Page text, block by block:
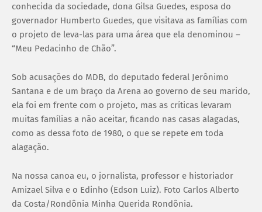
conhecida da sociedade, dona Gilsa Guedes, esposa do
governador Humberto Guedes, que visitava as famílias com
o projeto de leva-las para uma área que ela denominou –
“Meu Pedacinho de Chão”.
Sob acusações do MDB, do deputado federal Jerônimo
Santana e de um braço da Arena ao governo de seu marido,
ela foi em frente com o projeto, mas as críticas levaram
muitas famílias a não aceitar, ficando nas casas alagadas,
como as dessa foto de 1980, o que se repete em toda
alagação.
Na nossa canoa eu, o jornalista, professor e historiador
Amizael Silva e o Edinho (Edson Luiz). Foto Carlos Alberto
da Costa/Rondônia Minha Querida Rondônia.